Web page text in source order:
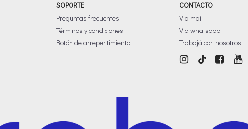
SOPORTE
Preguntas frecuentes
Términos y condiciones
Botón de arrepentimiento
CONTACTO
Via mail
Via whatsapp
Trabajá con nosotros